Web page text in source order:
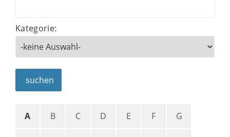
Kategorie:
suchen
A B C D E F G